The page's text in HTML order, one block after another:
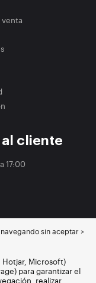
cliente
17:00
sin aceptar >
Hotjar, Microsoft)
para garantizar el
realizar